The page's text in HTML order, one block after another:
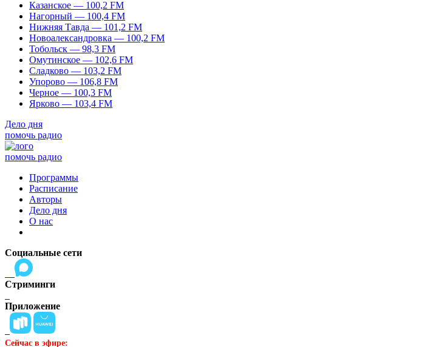
Казанское — 100,2 FM
Нагорный — 100,4 FM
Нижняя Тавда — 101,2 FM
Новоалександровка — 100,2 FM
Тобольск — 98,3 FM
Омутинское — 102,6 FM
Сладково — 103,2 FM
Упорово — 106,8 FM
Черное — 100,3 FM
Ярково — 103,4 FM
Дело дня
помочь радио
помочь радио
Программы
Расписание
Авторы
Дело дня
О нас
Социальные сети
Стриминги
Приложение
Сейчас в эфире: